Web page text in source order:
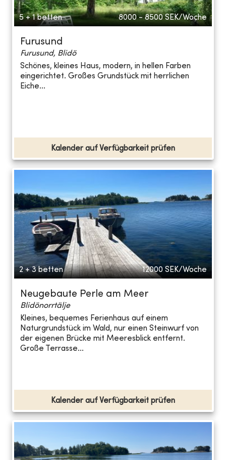
5 + 1 betten 8000 - 8500 SEK/Woche
Furusund
Furusund, Blidö
Schönes, kleines Haus, modern, in hellen Farben
eingerichtet. Großes Grundstück mit herrlichen
Eiche...
Kalender auf Verfügbarkeit prüfen
2 + 3 betten 12000 SEK/Woche
Neugebaute Perle am Meer
Blidönorrtälje
Kleines, bequemes Ferienhaus auf einem
Naturgrundstück im Wald, nur einen Steinwurf von
der eigenen Brücke mit Meeresblick entfernt.
Große Terrasse...
Kalender auf Verfügbarkeit prüfen